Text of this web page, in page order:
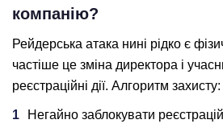
компанію?
Рейдерська атака нині рідко є
частіше це зміна директора і
реєстраційні дії. Алгоритм захисту:
Негайно заблокувати